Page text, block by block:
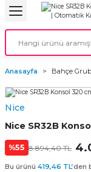
Motorlar
Anasayfa Bahçe
Nice
Nice SR32B
%55 8.894,40 TL
Bu ürünü 419,46 TL’den